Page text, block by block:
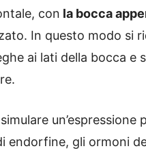
con la bocca
In questo modo si
ai lati della bocca e
un’espressione
endorfine, gli ormoni